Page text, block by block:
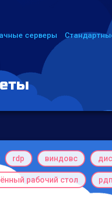
серверы
rdp виндовс
рабочий стол рдп